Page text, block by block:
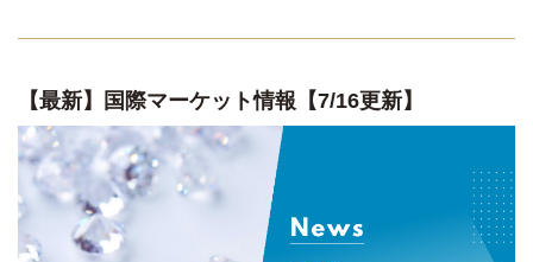
【最新】国際マーケット情報【7/16更新】